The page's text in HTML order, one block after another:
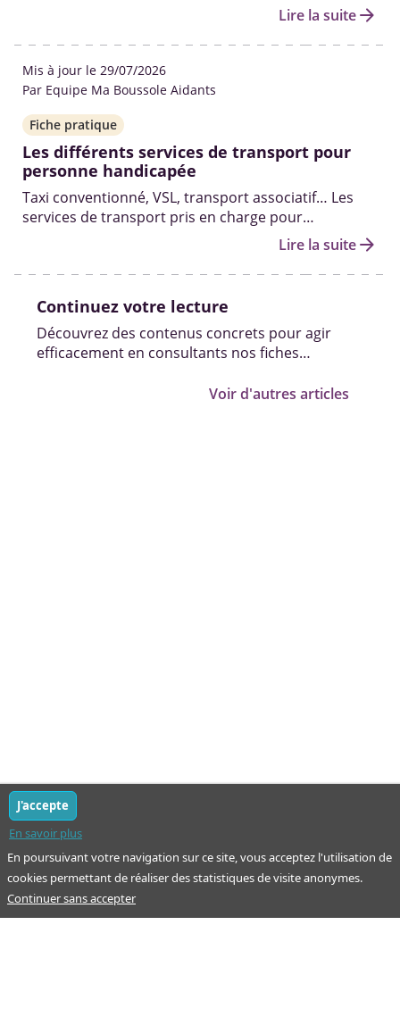
grande diversité de handicaps. Voici les différentes
étapes, les démarches, les aides financières et les
conditions pour réussir.
Lire la suitearrow_forward
Mis à jour le 29/07/2026
Par Equipe Ma Boussole Aidants
Fiche pratique
Les différents services de transport pour
personne handicapée
Taxi conventionné, VSL, transport associatif… Les
services de transport pris en charge pour
personnes handicapées et les démarches pour en
Lire la suitearrow_forward
Continuez votre lecture
Découvrez des contenus concrets pour agir
efficacement en consultants nos fiches
Voir d'autres articles
En poursuivant votre navigation sur ce site, vous acceptez l'utilisation de
cookies permettant de réaliser des statistiques de visite anonymes.
En savoir plus
J'accepte
Continuer sans accepter